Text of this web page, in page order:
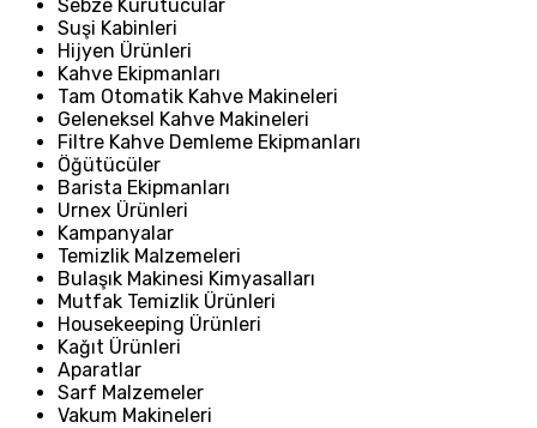
Sebze Kurutucular
Suşi Kabinleri
Hijyen Ürünleri
Kahve Ekipmanları
Tam Otomatik Kahve Makineleri
Geleneksel Kahve Makineleri
Filtre Kahve Demleme Ekipmanları
Öğütücüler
Barista Ekipmanları
Urnex Ürünleri
Kampanyalar
Temizlik Malzemeleri
Bulaşık Makinesi Kimyasalları
Mutfak Temizlik Ürünleri
Housekeeping Ürünleri
Kağıt Ürünleri
Aparatlar
Sarf Malzemeler
Vakum Makineleri